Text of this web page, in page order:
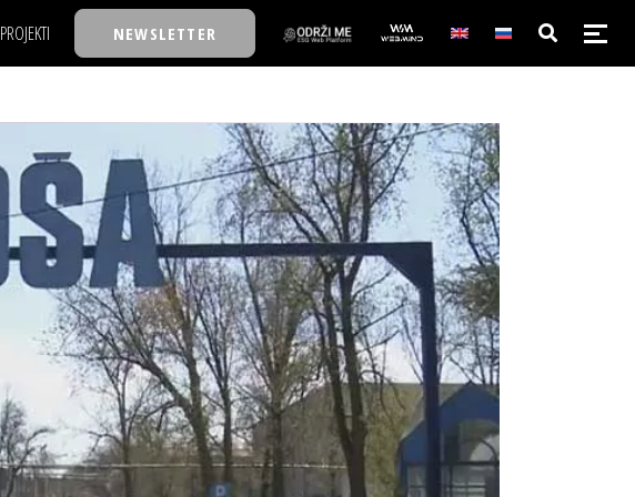
PROJEKTI
30 ISPOD 30
BACK TO OFFICE/SCHOOL
BIZBENDOVI
BIZKOLEGIJUM
BMW BIZNIS LIGA
BIZLIFE WEEK
IZJAVA GODINE
NEWSLETTER
NAJKOLEGA
30 ISPOD 30
BACK TO OFFICE/SCHOOL
BIZBENDOVI
BIZKOLEGIJUM
BMW BIZNIS LIGA
BIZLIFE WEEK
IZJAVA GODINE